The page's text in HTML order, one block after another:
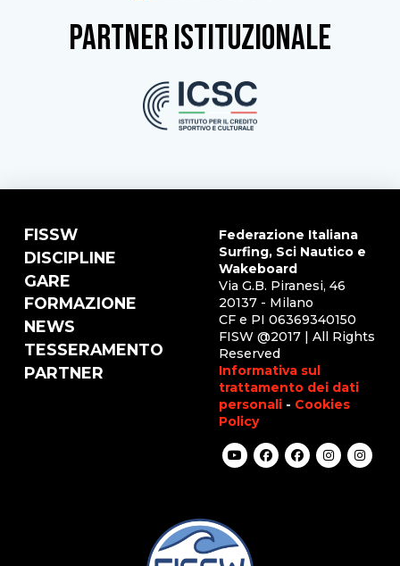
partner istituzionale
FISSW
DISCIPLINE
GARE
FORMAZIONE
NEWS
TESSERAMENTO
PARTNER
Federazione Italiana
Surfing, Sci Nautico e
Wakeboard
Via G.B. Piranesi, 46
20137 - Milano
CF e PI 06369340150
FISW @2017 | All Rights
Reserved
Informativa sul
trattamento dei dati
personali - Cookies
Policy